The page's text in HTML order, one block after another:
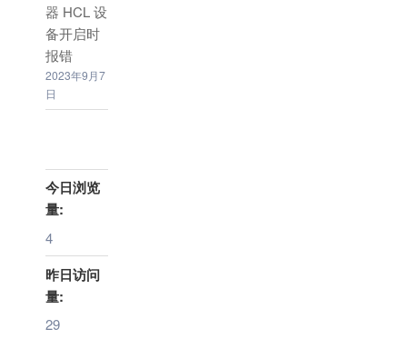
器 HCL 设
备开启时
报错
2023年9月7
日
今日浏览
量:
4
昨日访问
量:
29